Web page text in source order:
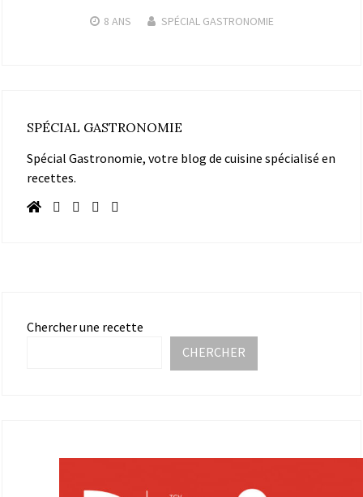
8 ANS SPÉCIAL GASTRONOMIE
SPÉCIAL GASTRONOMIE
Spécial Gastronomie, votre blog de cuisine spécialisé en
recettes.
Chercher une recette
CHERCHER